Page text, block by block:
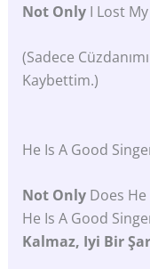
Not Only I Lost
(Sadece
Kaybettim.)
He
He Is A
Not Only Does
He Is A Good
Kalmaz, Iyi Bir